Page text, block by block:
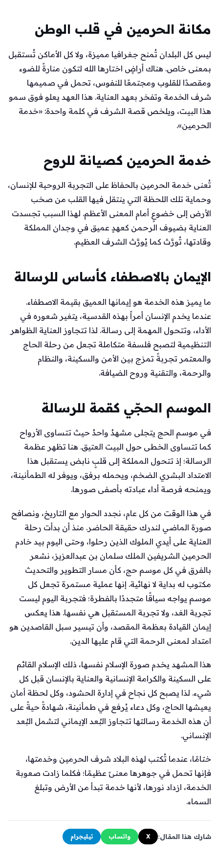
مكانة الحرمين في قلب الوطن
ليس كل البلدان تُمنح جغرافيا مميزة، ولا كل الأماكن تُستقبل
بمعنى خاص. هناك أراضٍ اختارها الله لتكون منارةً للضوء
ومقصدًا للقلوب ومجتمعًا للنفوس، تحمل في صميمها
شرف الخدمة وتفخر بعهد العناية. هذا العهد يعلو فوق سمو
هذا البيت، ويلخص قصة الشرف في كلمة واحدة: «خدمة
الحرمين».
خدمة الحرمين كصيانة للروح
تُعنى خدمة الحرمين بالحفاظ على التجربة الروحية للإنسان،
وحماية تلك اللحظة التي ينتقل فيها القلب من صخب
الأرض إلى خضوعٍ أمام المعنى الأعظم. لهذا السبب تجسدت
العناية بضيوف الرحمن كعهدٍ عميق في وجدان المملكة
وقادتها، تُورَّث كما يُورَّث الشرف العظيم.
الإيمان بالاصطفاء كأساس للرسالة
ما يميز هذه الخدمة هو إيمانها العميق بقيمة الاصطفاء.
عندما يخدم الإنسان أمراً بهذه القدسية، يتغير شعوره في
الأداء، وتتحول المهمة إلى رسالة. لذا تتجاوز العناية الظواهر
التنظيمية لتصبح فلسفة متكاملة تجعل من رحلة الحاج
والمعتمر تجربةً تمزج بين الأمن والسكينة، والنظام
والرحمة، والتقنية وروح الضيافة.
الموسم الحجّي كقمة للرسالة
في موسم الحج يتجلى مشهدٌ واحدٌ حيث تتساوى الأرواح
كما تتساوى الخطى حول البيت العتيق. هنا تظهر عظمة
الرسالة؛ إذ تتحول المملكة إلى قلبٍ نابض يستقبل هذا
الامتداد البشري الضخم، ويحمله برفق، ويوفر له الطمأنينة،
ويمنحه فرصة أداء عبادته بأصفى صورها.
في هذا الوقت من كل عام، نجدد الحوار مع التاريخ، ونصافح
صورة الماضي لندرك حقيقة الحاضر. منذ أن بدأت رحلة
العناية على أيدي الملوك الذين رحلوا، وحتى اليوم بيد خادم
الحرمين الشريفين الملك سلمان بن عبدالعزيز، نشعر
بالفرق في كل موسم حج، كأن مسار التطوير والتحديث
مكتوب له بداية لا نهائية. إنها عملية مستمرة تجعل كل
موسم يواجه سياقًا متجددًا بالفطرة؛ فتجربة اليوم ليست
تجربة الغد، ولا تجربة المستقبل هي نفسها. هذا يعكس
إيمان القيادة بعظمة المقصد، وأن تيسير سبل القاصدين هو
امتداد لمعنى الرحمة التي قام عليها الدين.
هذا المشهد يخدم صورة الإسلام نفسها، ذلك الإسلام القائم
على السكينة والكرامة الإنسانية والعناية بالإنسان قبل كل
شيء. لذا يصبح كل نجاح في إدارة الحشود، وكل لحظة أمان
يعيشها الحاج، وكل دعاء يُرفع في طمأنينة، شهادةً حيةً على
أن هذه الخدمة رسالتها تتجاوز البُعد الإيماني لتشمل البُعد
الإنساني.
ختامًا، عندما تُكتب لهذه البلاد شرف الحرمين وخدمتها،
فإنها تحمل في جوهرها معنىً عظيمًا؛ فكلما زادت صعوبة
الخدمة، ازداد نورها، لأنها خدمة تبدأ من الأرض وتبلغ
السماء.
شارك هذا المقال: X واتساب تيليجرام